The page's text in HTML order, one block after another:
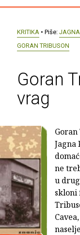
KRITIKA • Piše:
GORAN TRIBUSON
Goran
vrag
ne
u
skloni